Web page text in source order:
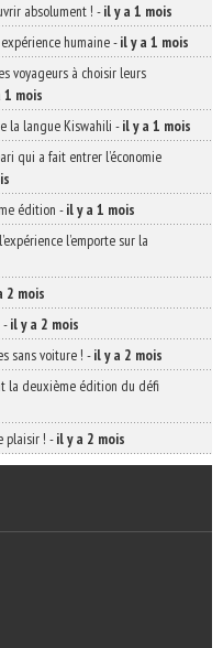
absolument ! -il y a 1 mois
humaine-il y a 1 mois
voyageurs à choisir leurs
1 mois
la langue Kiswahili -il y a 1 mois
qui a fait entrer l’économie
édition -il y a 1 mois
l’emporte sur la
2 mois
-il y a 2 mois
sans voiture ! -il y a 2 mois
la deuxième édition du défi
plaisir ! -il y a 2 mois